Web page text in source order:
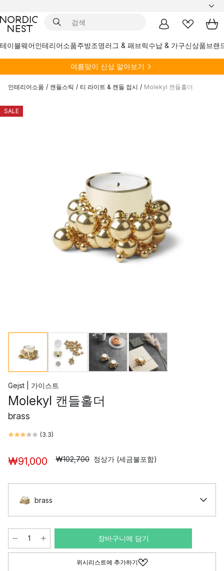
테이블웨어인테리어소품주방조명러그 & 패브릭수납 & 가구신상품브랜
여름맞이 신상 알아보기
인테리어소품 / 캔들스틱 / 티 라이트 & 캔들 접시 / Molekyl 캔들홀더
SALE
Gejst | 가이스트
Molekyl 캔들홀더
brass
(3.3)
₩91,000 ₩102,700 정상가 (세금불포함)
brass
장바구니에 담기
위시리스트에 추가하기